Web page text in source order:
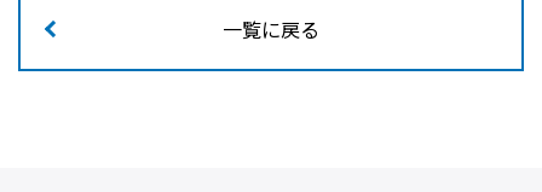
一覧に戻る